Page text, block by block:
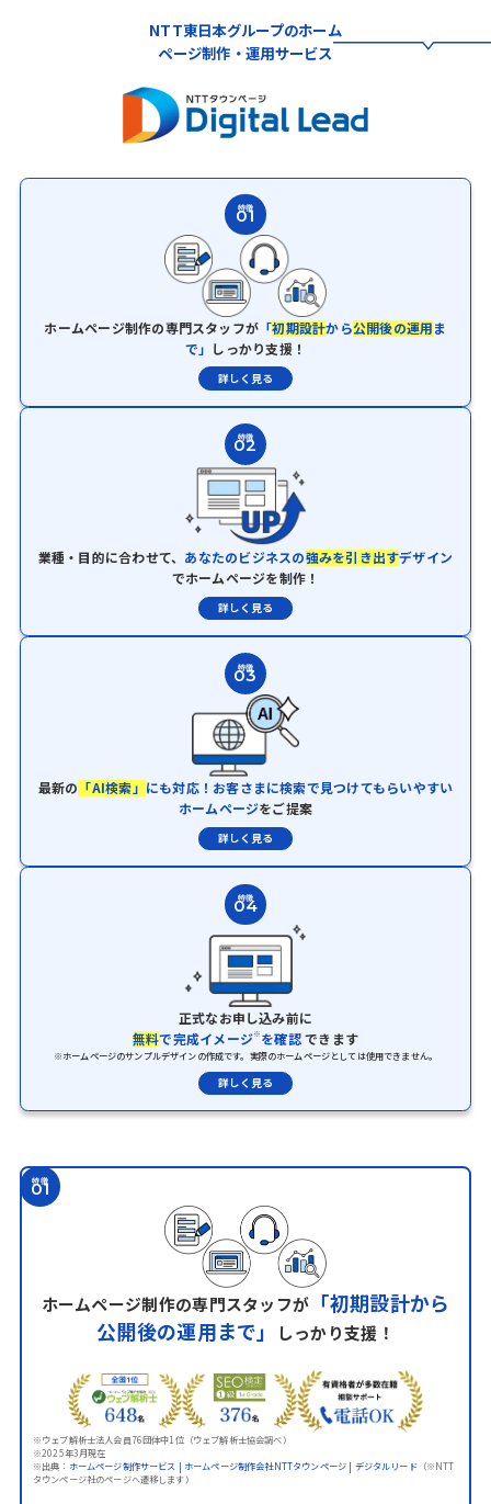
NTT東日本グループのホーム
ページ制作・運用サービス
特徴
01
ホームページ制作の専門スタッフが 「初期設計から公開後の運用ま
で」 しっかり支援！
詳しく見る
特徴
02
業種・目的に合わせて、 あなたのビジネスの強みを引き出すデザイン
でホームページを制作！
詳しく見る
特徴
03
最新の 「AI検索」 にも対応！お客さまに検索で見つけてもらいやすい
ホームページをご提案
詳しく見る
特徴
04
正式なお申し込み前に
無料で完成イメージ※ を確認できます
※ホームページのサンプルデザインの作成です。実際のホームページとしては使用できません。
詳しく見る
特徴
01
ホームページ制作の専門スタッフが 「初期設計から
公開後の運用まで」
しっかり支援！
※ウェブ解析士法人会員76団体中1位（ウェブ解析士協会調べ）
※2025年3月現在
※出典： ホームページ制作サービス | ホームページ制作会社NTTタウンページ | デジタルリード（※NTT
タウンページ社のページへ遷移します）